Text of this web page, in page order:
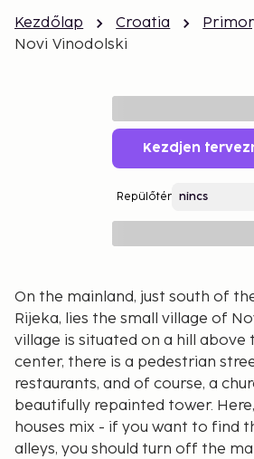
Kezdőlap Croatia
Novi Vinodolski
Kezdjen
Repülőtér
On the mainland, just south of
Rijeka, lies the small village of
village is situated on a hill above
center, there is a pedestrian
restaurants, and of course, a
beautifully repainted tower.
houses mix - if you want to find
alleys, you should turn off the